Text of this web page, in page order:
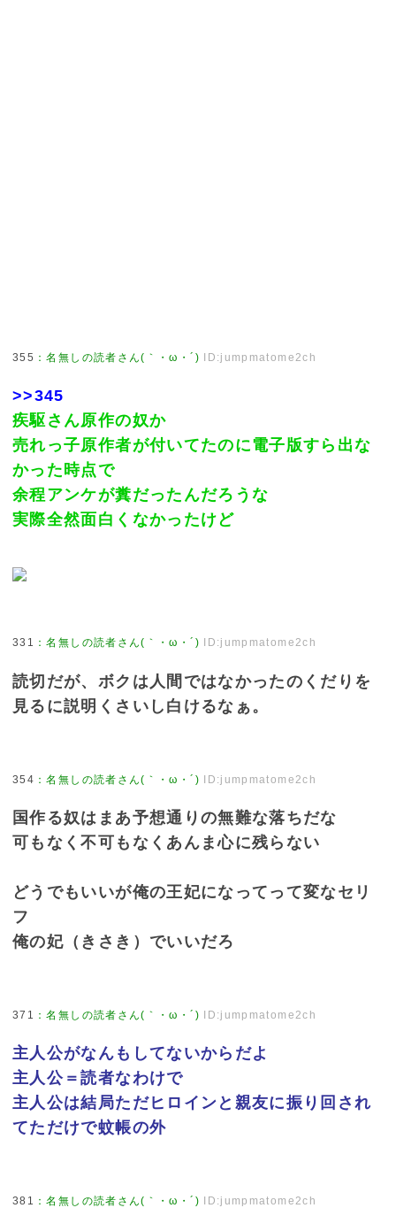
355 ：名無しの読者さん(｀・ω・´) ID:jumpmatome2ch
>>345
疾駆さん原作の奴か
売れっ子原作者が付いてたのに電子版すら出な
かった時点で
余程アンケが糞だったんだろうな
実際全然面白くなかったけど
331 ：名無しの読者さん(｀・ω・´) ID:jumpmatome2ch
読切だが、ボクは人間ではなかったのくだりを
見るに説明くさいし白けるなぁ。
354 ：名無しの読者さん(｀・ω・´) ID:jumpmatome2ch
国作る奴はまあ予想通りの無難な落ちだな
可もなく不可もなくあんま心に残らない
どうでもいいが俺の王妃になってって変なセリ
フ
俺の妃（きさき）でいいだろ
371 ：名無しの読者さん(｀・ω・´) ID:jumpmatome2ch
主人公がなんもしてないからだよ
主人公＝読者なわけで
主人公は結局ただヒロインと親友に振り回され
てただけで蚊帳の外
381 ：名無しの読者さん(｀・ω・´) ID:jumpmatome2ch